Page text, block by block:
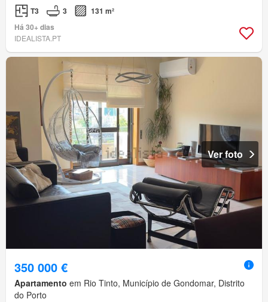
T3 3
131 m²
Há 30+ dias
IDEALISTA.PT
Ver foto
350 000 €
Apartamento em Rio Tinto, Município de Gondomar, Distrito
do Porto